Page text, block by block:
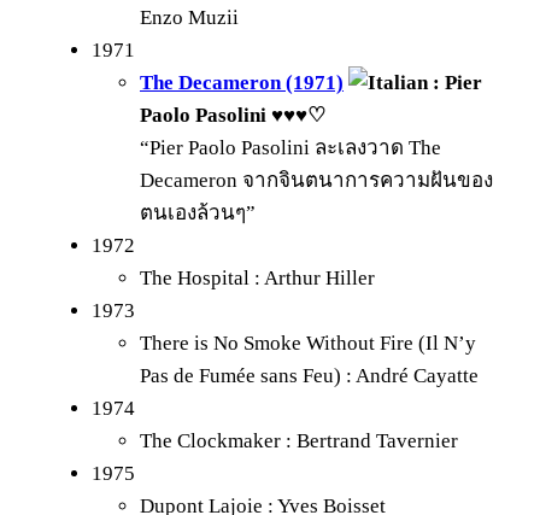
Enzo Muzii
1971
The Decameron (1971)
: Pier
Paolo Pasolini ♥♥♥♡
“Pier Paolo Pasolini ละเลงวาด The
Decameron จากจินตนาการความฝันของ
ตนเองล้วนๆ”
1972
The Hospital : Arthur Hiller
1973
There is No Smoke Without Fire (Il N’y
Pas de Fumée sans Feu) : André Cayatte
1974
The Clockmaker : Bertrand Tavernier
1975
Dupont Lajoie : Yves Boisset